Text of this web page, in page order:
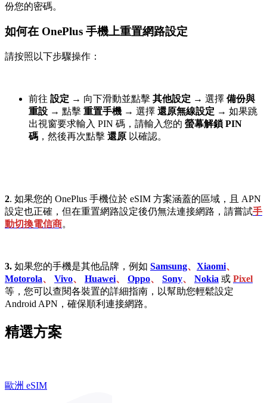
份您的密碼。
如何在 OnePlus 手機上重置網路設定
請按照以下步驟操作：
前往 設定 → 向下滑動並點擊 其他設定 → 選擇 備份與
重設 → 點擊 重置手機 → 選擇 還原無線設定 → 如果跳
出視窗要求輸入 PIN 碼，請輸入您的 螢幕解鎖 PIN
碼 ，然後再次點擊 還原 以確認。
2. 如果您的 OnePlus 手機位於 eSIM 方案涵蓋的區域，且 APN
設定也正確，但在重置網路設定後仍無法連接網路，請嘗試手
動切換電信商。
3. 如果您的手機是其他品牌，例如 Samsung、 Xiaomi、
Motorola、 Vivo、 Huawei、 Oppo、 Sony、 Nokia 或 Pixel
等，您可以查閱各裝置的詳細指南，以幫助您輕鬆設定
Android APN，確保順利連接網路。
精選方案
歐洲 eSIM